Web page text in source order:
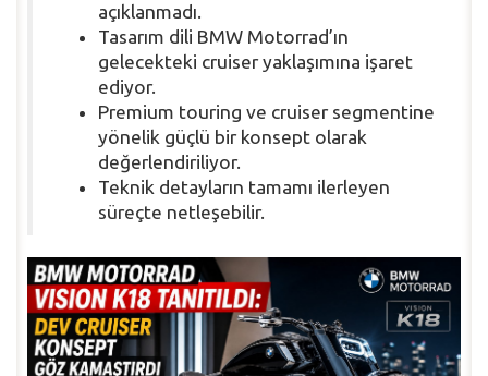
açıklanmadı.
Tasarım dili BMW Motorrad’ın
gelecekteki cruiser yaklaşımına işaret
ediyor.
Premium touring ve cruiser segmentine
yönelik güçlü bir konsept olarak
değerlendiriliyor.
Teknik detayların tamamı ilerleyen
süreçte netleşebilir.